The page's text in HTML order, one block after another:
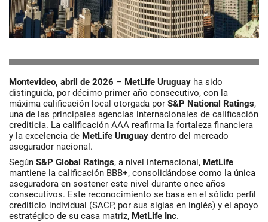
Montevideo, abril de 2026 – MetLife Uruguay ha sido
distinguida, por décimo primer año consecutivo, con la
máxima calificación local otorgada por S&P National Ratings,
una de las principales agencias internacionales de calificación
crediticia. La calificación AAA reafirma la fortaleza financiera
y la excelencia de MetLife Uruguay dentro del mercado
asegurador nacional.
Según S&P Global Ratings, a nivel internacional, MetLife
mantiene la calificación BBB+, consolidándose como la única
aseguradora en sostener este nivel durante once años
consecutivos. Este reconocimiento se basa en el sólido perfil
crediticio individual (SACP, por sus siglas en inglés) y el apoyo
estratégico de su casa matriz, MetLife Inc.